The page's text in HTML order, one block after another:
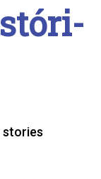
stories